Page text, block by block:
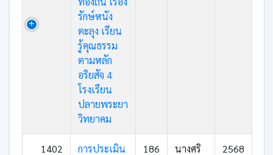
รักษ์หนัง
ตะลุง เรียน
รู้คุณธรรม
ตามหลัก
อริยสัจ 4
โรงเรียน
ปลายพระยา
วิทยาคม
1402 การประเมิน 186 นางศริ 2568